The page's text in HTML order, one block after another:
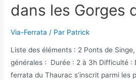
dans les Gorges
Via-Ferrata / Par Patrick
Liste des éléments : 2 Ponts de
générales : Durée : 2 à 3h Difficulté
ferrata du Thaurac s’inscrit parmi les